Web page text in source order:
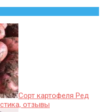
Сорт картофеля Ред
отзывы